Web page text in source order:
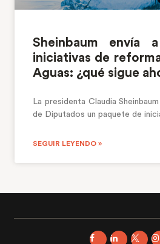
Sheinbaum envía
iniciativas de
Aguas: ¿qué sigue
La presidenta Claudia
de Diputados un paquete de
SEGUIR LEYENDO »